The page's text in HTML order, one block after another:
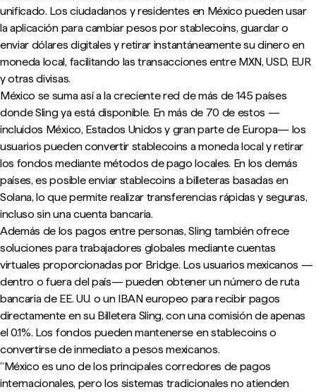
unificado. Los ciudadanos y residentes en México pueden usar
la aplicación para cambiar pesos por stablecoins, guardar o
enviar dólares digitales y retirar instantáneamente su dinero en
moneda local, facilitando las transacciones entre MXN, USD, EUR
y otras divisas.
México se suma así a la creciente red de más de 145 países
donde Sling ya está disponible. En más de 70 de estos —
incluidos México, Estados Unidos y gran parte de Europa— los
usuarios pueden convertir stablecoins a moneda local y retirar
los fondos mediante métodos de pago locales. En los demás
países, es posible enviar stablecoins a billeteras basadas en
Solana, lo que permite realizar transferencias rápidas y seguras,
incluso sin una cuenta bancaria.
Además de los pagos entre personas, Sling también ofrece
soluciones para trabajadores globales mediante cuentas
virtuales proporcionadas por Bridge. Los usuarios mexicanos —
dentro o fuera del país— pueden obtener un número de ruta
bancaria de EE. UU. o un IBAN europeo para recibir pagos
directamente en su Billetera Sling, con una comisión de apenas
el 0.1%. Los fondos pueden mantenerse en stablecoins o
convertirse de inmediato a pesos mexicanos.
“México es uno de los principales corredores de pagos
internacionales, pero los sistemas tradicionales no atienden